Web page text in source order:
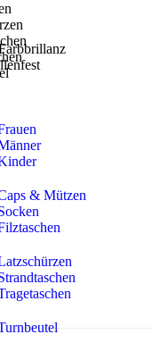
& Mützen